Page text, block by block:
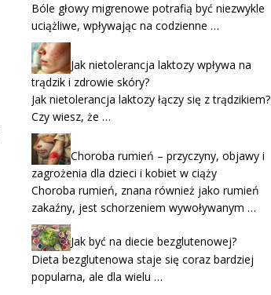
Bóle głowy migrenowe potrafią być niezwykle
uciążliwe, wpływając na codzienne …
Jak nietolerancja laktozy wpływa na
trądzik i zdrowie skóry?
Jak nietolerancja laktozy łączy się z trądzikiem?
Czy wiesz, że …
Choroba rumień – przyczyny, objawy i
zagrożenia dla dzieci i kobiet w ciąży
Choroba rumień, znana również jako rumień
zakaźny, jest schorzeniem wywoływanym …
Jak być na diecie bezglutenowej?
Dieta bezglutenowa staje się coraz bardziej
popularna, ale dla wielu …